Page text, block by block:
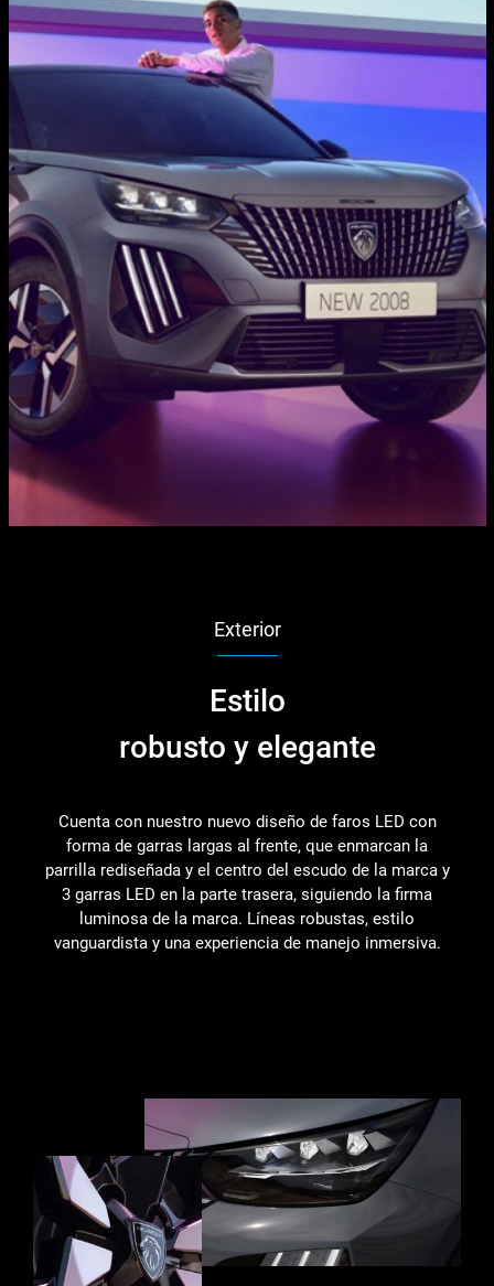
Exterior
Estilo
robusto y elegante
Cuenta con nuestro nuevo diseño de faros LED con
forma de garras largas al frente, que enmarcan la
parrilla rediseñada y el centro del escudo de la marca y
3 garras LED en la parte trasera, siguiendo la firma
luminosa de la marca. Líneas robustas, estilo
vanguardista y una experiencia de manejo inmersiva.